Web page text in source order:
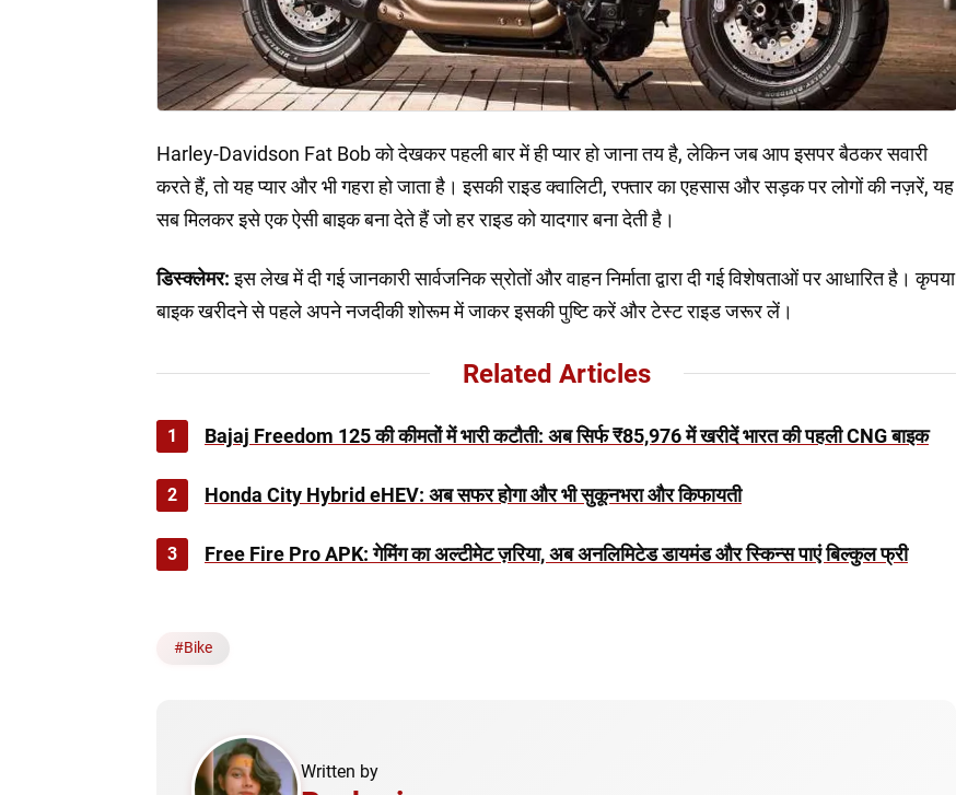
Harley-Davidson Fat Bob को देखकर पहली बार में ही प्यार हो जाना तय है, लेकिन जब आप इसपर बैठकर सवारी
करते हैं, तो यह प्यार और भी गहरा हो जाता है। इसकी राइड क्वालिटी, रफ्तार का एहसास और सड़क पर लोगों की नज़रें, यह
सब मिलकर इसे एक ऐसी बाइक बना देते हैं जो हर राइड को यादगार बना देती है।
डिस्क्लेमर:इस लेख में दी गई जानकारी सार्वजनिक स्रोतों और वाहन निर्माता द्वारा दी गई विशेषताओं पर आधारित है। कृपया
बाइक खरीदने से पहले अपने नजदीकी शोरूम में जाकर इसकी पुष्टि करें और टेस्ट राइड जरूर लें।
Related Articles
1 Bajaj Freedom 125 की कीमतों में भारी कटौती: अब सिर्फ ₹85,976 में खरीदें भारत की पहली CNG बाइक
2 Honda City Hybrid eHEV: अब सफर होगा और भी सुकूनभरा और किफायती
3 Free Fire Pro APK: गेमिंग का अल्टीमेट ज़रिया, अब अनलिमिटेड डायमंड और स्किन्स पाएं बिल्कुल फ्री
#Bike
Written by